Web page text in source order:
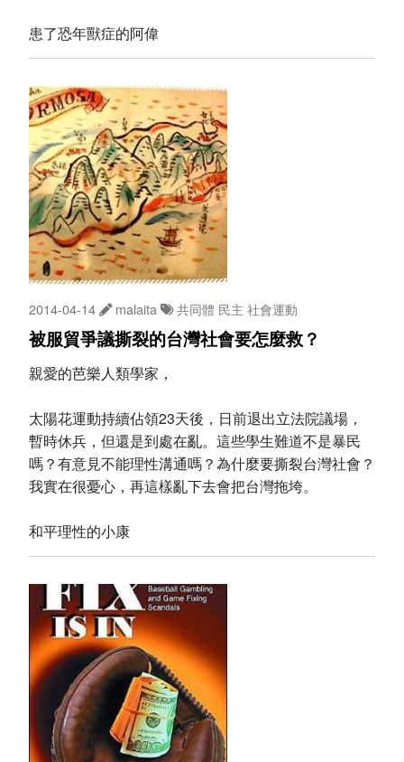
患了恐年獸症的阿偉
2014-04-14 malaita 共同體 民主 社會運動
被服貿爭議撕裂的台灣社會要怎麼救？
親愛的芭樂人類學家，
太陽花運動持續佔領23天後，日前退出立法院議場，
暫時休兵，但還是到處在亂。這些學生難道不是暴民
嗎？有意見不能理性溝通嗎？為什麼要撕裂台灣社會？
我實在很憂心，再這樣亂下去會把台灣拖垮。
和平理性的小康